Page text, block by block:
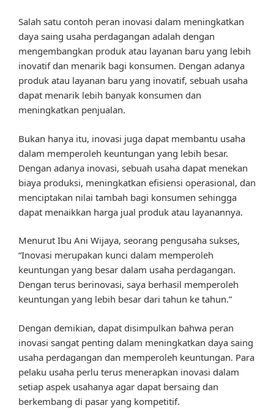
Salah satu contoh peran inovasi dalam meningkatkan
daya saing usaha perdagangan adalah dengan
mengembangkan produk atau layanan baru yang lebih
inovatif dan menarik bagi konsumen. Dengan adanya
produk atau layanan baru yang inovatif, sebuah usaha
dapat menarik lebih banyak konsumen dan
meningkatkan penjualan.
Bukan hanya itu, inovasi juga dapat membantu usaha
dalam memperoleh keuntungan yang lebih besar.
Dengan adanya inovasi, sebuah usaha dapat menekan
biaya produksi, meningkatkan efisiensi operasional, dan
menciptakan nilai tambah bagi konsumen sehingga
dapat menaikkan harga jual produk atau layanannya.
Menurut Ibu Ani Wijaya, seorang pengusaha sukses,
“Inovasi merupakan kunci dalam memperoleh
keuntungan yang besar dalam usaha perdagangan.
Dengan terus berinovasi, saya berhasil memperoleh
keuntungan yang lebih besar dari tahun ke tahun.”
Dengan demikian, dapat disimpulkan bahwa peran
inovasi sangat penting dalam meningkatkan daya saing
usaha perdagangan dan memperoleh keuntungan. Para
pelaku usaha perlu terus menerapkan inovasi dalam
setiap aspek usahanya agar dapat bersaing dan
berkembang di pasar yang kompetitif.